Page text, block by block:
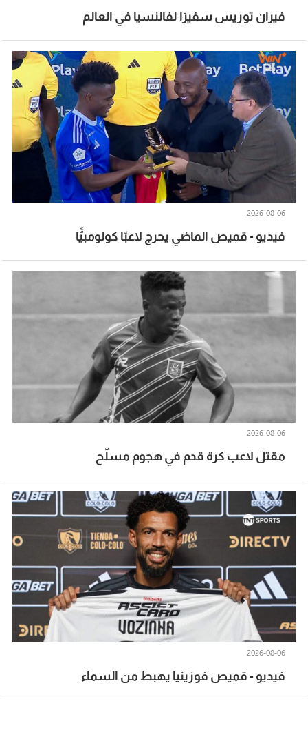
فيران توريس سفيرًا لفالنسيا في العالم
فيديو - قميص الماضي يحرج لاعبًا كولومبيًّا
2026-08-06
مقتل لاعب كرة قدم في هجوم مسلّح
2026-08-06
فيديو - قميص فوزينيا يهبط من السماء
2026-08-06